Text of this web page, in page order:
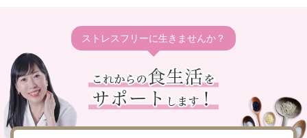
ストレスフリーに生きませんか？